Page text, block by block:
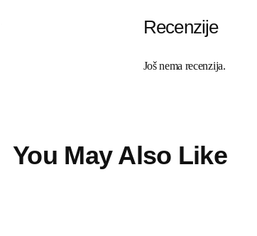
Recenzije
Još nema recenzija.
You May Also Like